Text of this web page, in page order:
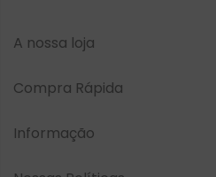
A nossa loja
Compra Rápida
Informação